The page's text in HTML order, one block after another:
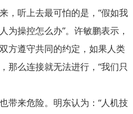
听上去最可怕的是，“假如我
为操控怎么办”。许敏鹏表示，
方遵守共同的约定，如果人类
那么连接就无法进行，“我们只
来危险。明东认为：“人机技